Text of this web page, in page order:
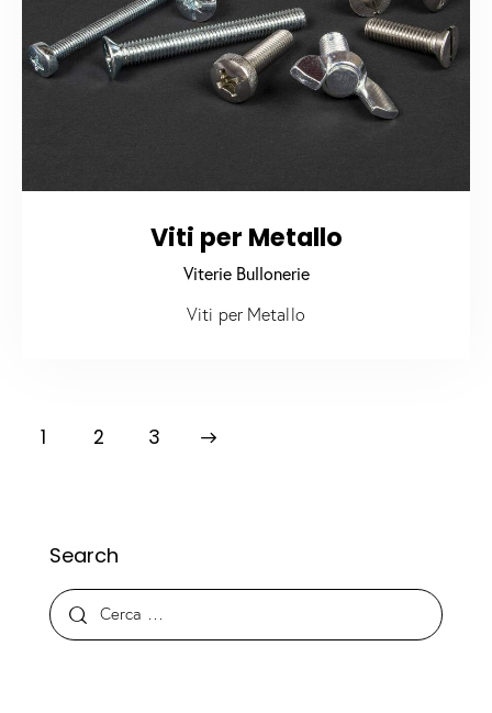
Viti per Metallo
Viterie Bullonerie
Viti per Metallo
1 2 3
>
Search